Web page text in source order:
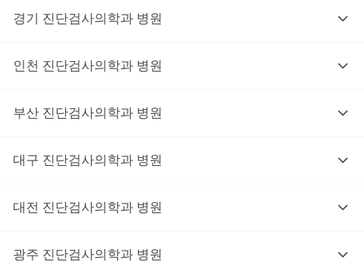
경기 진단검사의학과 병원
인천 진단검사의학과 병원
부산 진단검사의학과 병원
대구 진단검사의학과 병원
대전 진단검사의학과 병원
광주 진단검사의학과 병원